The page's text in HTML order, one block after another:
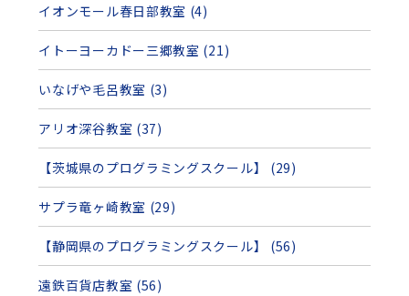
イオンモール春日部教室 (4)
イトーヨーカドー三郷教室 (21)
いなげや毛呂教室 (3)
アリオ深谷教室 (37)
【茨城県のプログラミングスクール】 (29)
サプラ竜ヶ崎教室 (29)
【静岡県のプログラミングスクール】 (56)
遠鉄百貨店教室 (56)